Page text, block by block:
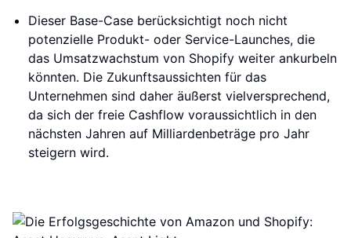
Dieser Base-Case berücksichtigt noch nicht
potenzielle Produkt- oder Service-Launches, die
das Umsatzwachstum von Shopify weiter ankurbeln
könnten. Die Zukunftsaussichten für das
Unternehmen sind daher äußerst vielversprechend,
da sich der freie Cashflow voraussichtlich in den
nächsten Jahren auf Milliardenbeträge pro Jahr
steigern wird.